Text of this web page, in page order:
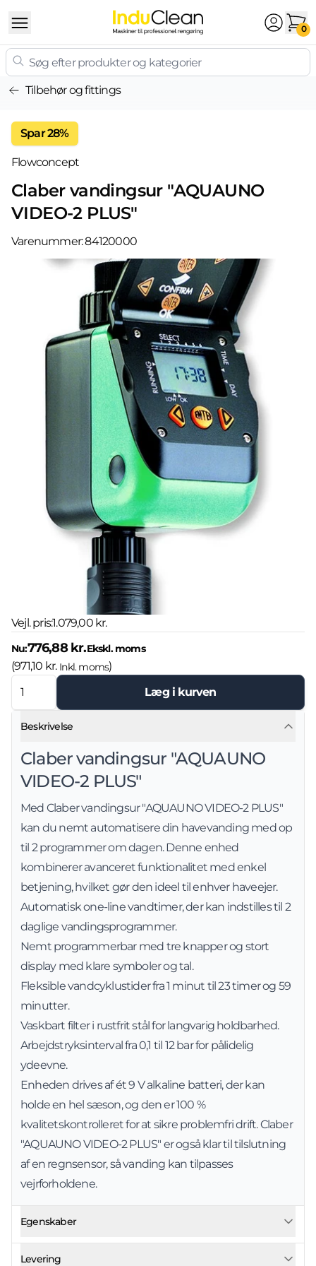
0
Tilbehør og fittings
Spar 28%
Flowconcept
Claber vandingsur "AQUAUNO
VIDEO-2 PLUS"
Varenummer:84120000
Vejl. pris:1.079,00 kr.
Nu:776,88 kr.Ekskl. moms
(971,10 kr. Inkl. moms)
Læg i kurven
Beskrivelse
Claber vandingsur "AQUAUNO
VIDEO-2 PLUS"
Med Claber vandingsur "AQUAUNO VIDEO-2 PLUS"
kan du nemt automatisere din havevanding med op
til 2 programmer om dagen. Denne enhed
kombinerer avanceret funktionalitet med enkel
betjening, hvilket gør den ideel til enhver haveejer.
Automatisk one-line vandtimer, der kan indstilles til 2
daglige vandingsprogrammer.
Nemt programmerbar med tre knapper og stort
display med klare symboler og tal.
Fleksible vandcyklustider fra 1 minut til 23 timer og 59
minutter.
Vaskbart filter i rustfrit stål for langvarig holdbarhed.
Arbejdstryksinterval fra 0,1 til 12 bar for pålidelig
ydeevne.
Enheden drives af ét 9 V alkaline batteri, der kan
holde en hel sæson, og den er 100 %
kvalitetskontrolleret for at sikre problemfri drift. Claber
"AQUAUNO VIDEO-2 PLUS" er også klar til tilslutning
af en regnsensor, så vanding kan tilpasses
vejrforholdene.
Egenskaber
Levering